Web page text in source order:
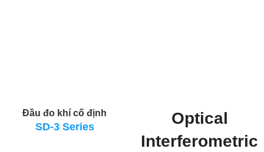
Đầu đo khí cố định
SD-3 Series
Optical
Interferometri